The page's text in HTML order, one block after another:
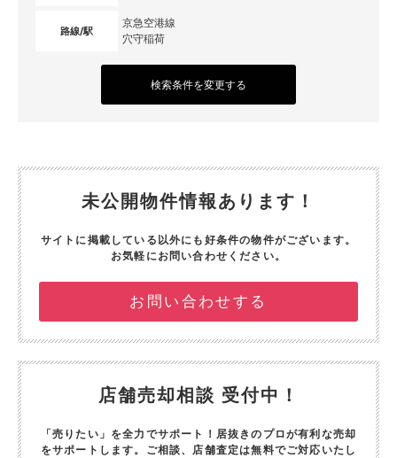
路線/駅
京急空港線
穴守稲荷
検索条件を変更する
未公開物件情報あります！
サイトに掲載している以外にも好条件の物件がございます。
お気軽にお問い合わせください。
お問い合わせする
店舗売却相談 受付中！
「売りたい」を全力でサポート！ 居抜きのプロが有利な売却
をサポートします。 ご相談、店舗査定は無料でご対応いたし